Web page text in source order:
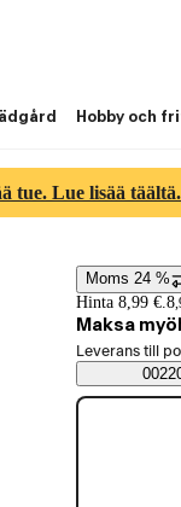
Hobby och
tue. Lue lisää täältä.
Moms 24 %
Hinta 8,99 €.8,
Maksa
Välj
Leverans till